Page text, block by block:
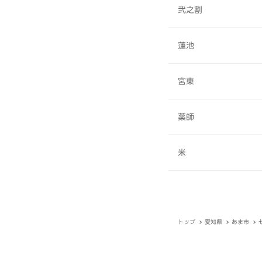
弐之割
蓮池
宮東
薬師
米
トップ 愛知県 あま市